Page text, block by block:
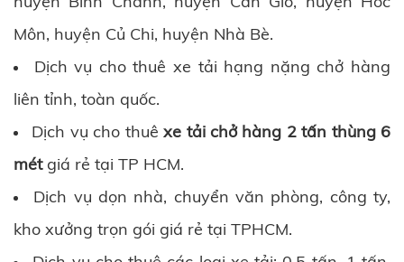
Môn, huyện Củ Chi, huyện Nhà Bè.
Dịch vụ cho thuê xe tải hạng nặng chở hàng
liên tỉnh, toàn quốc.
Dịch vụ cho thuê xe tải chở hàng 2 tấn thùng 6
métgiá rẻ tại TP HCM.
Dịch vụ dọn nhà, chuyển văn phòng, công ty,
kho xưởng trọn gói giá rẻ tại TPHCM.